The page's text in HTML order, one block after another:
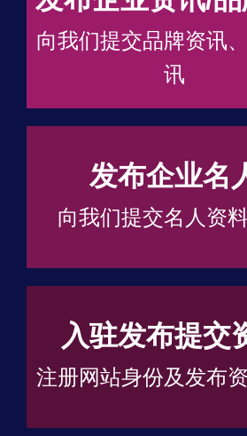
向我们提交品牌资讯
讯
发布企业名
向我们提交名人资
入驻发布提交
注册网站身份及发布